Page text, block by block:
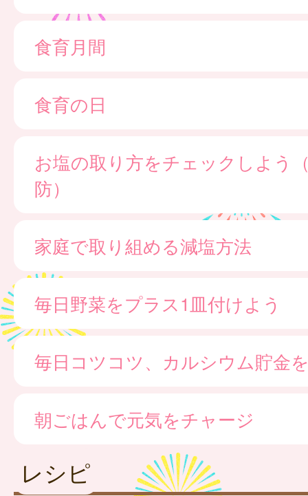
食育月間
食育の日
お塩の取り方をチェックしよう
防）
家庭で取り組める減塩方法
毎日野菜をプラス1皿付けよう
毎日コツコツ、カルシウム貯金
朝ごはんで元気をチャージ
レシピ